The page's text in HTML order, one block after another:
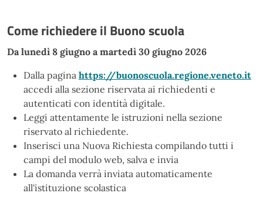
Come richiedere il Buono scuola
Da lunedì 8 giugno a martedì 30 giugno 2026
Dalla pagina https://buonoscuola.regione.veneto.it
accedi alla sezione riservata ai richiedenti e
autenticati con identità digitale.
Leggi attentamente le istruzioni nella sezione
riservato al richiedente.
Inserisci una Nuova Richiesta compilando tutti i
campi del modulo web, salva e invia
La domanda verrà inviata automaticamente
all'istituzione scolastica